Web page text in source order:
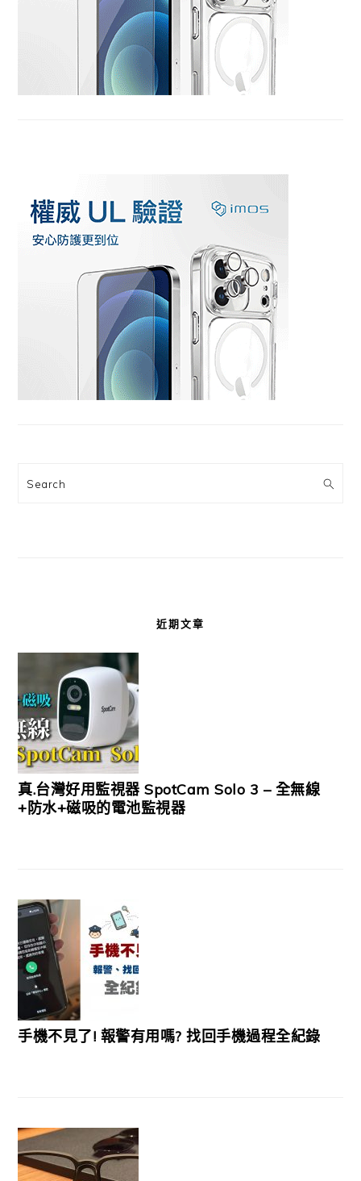
Search
近期文章
真.台灣好用監視器 SpotCam Solo 3 – 全無線
+防水+磁吸的電池監視器
手機不見了! 報警有用嗎? 找回手機過程全紀錄